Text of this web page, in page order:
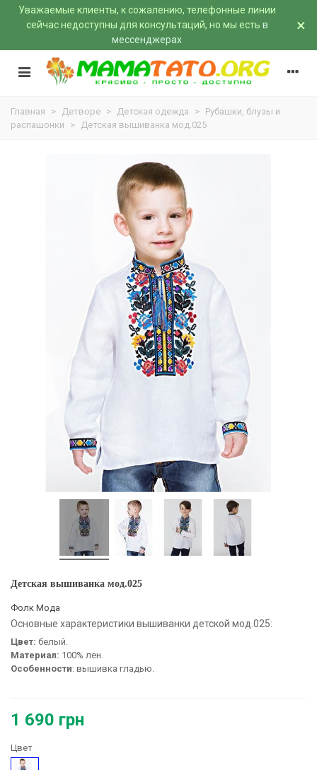
Уважаемые клиенты, к сожалению, телефонные линии
сейчас недоступны для консультаций, но мы есть в
мессенджерах
×
Главная > Детворе > Детская одежда > Рубашки, блузы и
распашонки
> Детская вышиванка мод.025
Детская вышиванка мод.025
Фолк Мода
Основные характеристики вышиванки детской мод.025:
Цвет: белый.
Материал: 100% лен.
Особенности: вышивка гладью.
1 690 грн
Цвет
Белый